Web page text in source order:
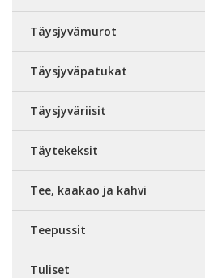
Täysjyvämurot
Täysjyväpatukat
Täysjyväriisit
Täytekeksit
Tee, kaakao ja kahvi
Teepussit
Tuliset